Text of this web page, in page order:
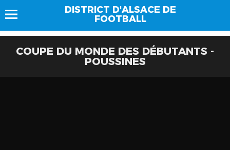
DISTRICT D'ALSACE DE
FOOTBALL
COUPE DU MONDE DES DÉBUTANTS -
POUSSINES